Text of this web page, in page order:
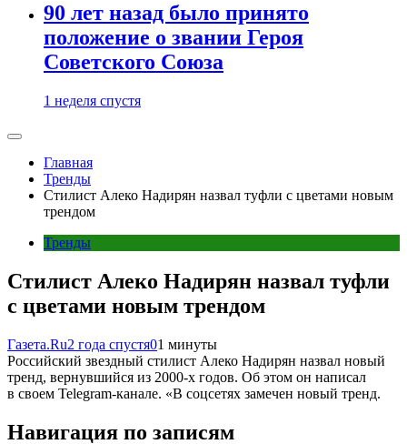
90 лет назад было принято
положение о звании Героя
Советского Союза
1 неделя спустя
Главная
Тренды
Стилист Алеко Надирян назвал туфли с цветами новым
трендом
Тренды
Стилист Алеко Надирян назвал туфли
с цветами новым трендом
Газета.Ru2 года спустя01 минуты
Российский звездный стилист Алеко Надирян назвал новый
тренд, вернувшийся из 2000-х годов. Об этом он написал
в своем Telegram-канале. «В соцсетях замечен новый тренд.
Навигация по записям